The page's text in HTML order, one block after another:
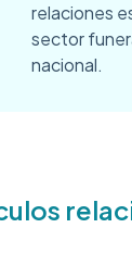
relaciones
sector
nacional.